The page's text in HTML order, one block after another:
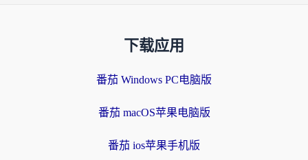
下载应用
番茄 Windows PC电脑版
番茄 macOS苹果电脑版
番茄 ios苹果手机版